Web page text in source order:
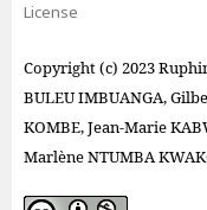
License
Copyright (c) 2023
BULEU IMBUANGA,
KOMBE, Jean-Marie
Marlène NTUMBA